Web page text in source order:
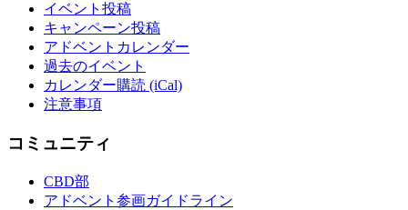
イベント投稿
キャンペーン投稿
アドベントカレンダー
過去のイベント
カレンダー購読 (iCal)
注意事項
コミュニティ
CBD部
アドベント参画ガイドライン